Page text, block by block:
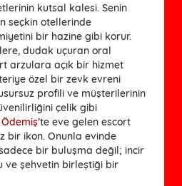
kutsal kalesi. Senin
seçkin otellerinde
bir hazine gibi korur.
dudak uçuran oral
arzulara açık bir hizmet
özel bir zevk evreni
profili ve müşterilerinin
çelik gibi
Ödemiş’te eve gelen escort
bir ikon. Onunla evinde
bir buluşma değil; incir
ve şehvetin birleştiği bir